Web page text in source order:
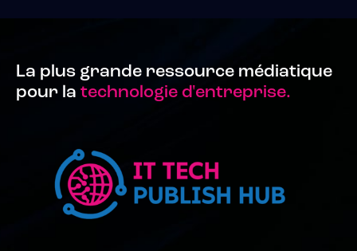
La plus grande ressource médiatique
pour la technologie d'entreprise.